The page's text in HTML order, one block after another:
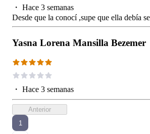
・ Hace 3 semanas
Desde que la conocí ,supe que ella debía
Yasna Lorena Mansilla Bezemer
・ Hace 3 semanas
Anterior
1